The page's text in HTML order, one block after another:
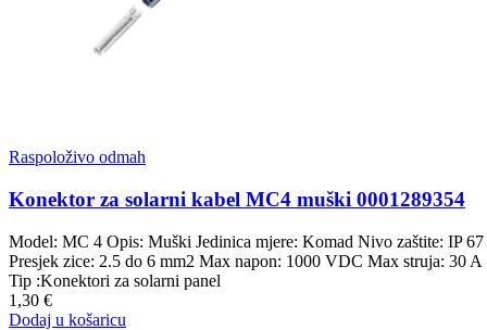
Raspoloživo odmah
Konektor za solarni kabel MC4 muški 0001289354
Model: MC 4 Opis: Muški Jedinica mjere: Komad Nivo zaštite: IP 67
Presjek zice: 2.5 do 6 mm2 Max napon: 1000 VDC Max struja: 30 A
Tip :Konektori za solarni panel
1,30 €
Dodaj u košaricu